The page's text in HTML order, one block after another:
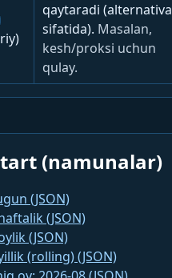
qaytaradi (alternativa
sifatida). Masalan,
kesh/proksi uchun
qulay.
(namunalar)
(JSON)
(JSON)
(JSON)
(rolling) (JSON)